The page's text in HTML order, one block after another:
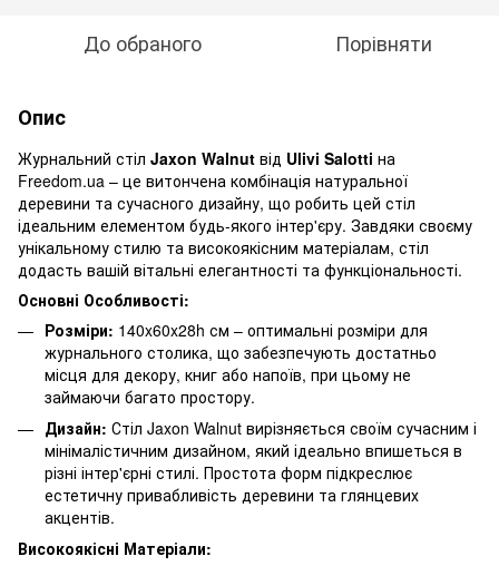
До обраного Порівняти
Опис
Журнальний стіл Jaxon Walnut від Ulivi Salotti на
Freedom.ua – це витончена комбінація натуральної
деревини та сучасного дизайну, що робить цей стіл
ідеальним елементом будь-якого інтер'єру. Завдяки своєму
унікальному стилю та високоякісним матеріалам, стіл
додасть вашій вітальні елегантності та функціональності.
Основні Особливості:
Розміри: 140x60x28h см – оптимальні розміри для
журнального столика, що забезпечують достатньо
місця для декору, книг або напоїв, при цьому не
займаючи багато простору.
Дизайн: Стіл Jaxon Walnut вирізняється своїм сучасним і
мінімалістичним дизайном, який ідеально впишеться в
різні інтер'єрні стилі. Простота форм підкреслює
естетичну привабливість деревини та глянцевих
акцентів.
Високоякісні Матеріали: